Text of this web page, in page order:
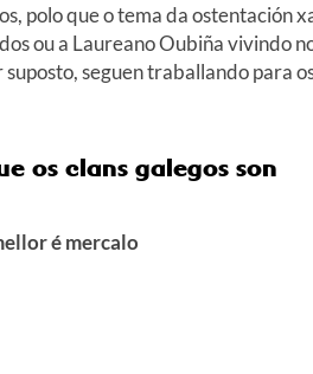
polo que o tema da ostentación
ou a Laureano Oubiña vivindo
suposto, seguen traballando para
os clans galegos son
é mercalo